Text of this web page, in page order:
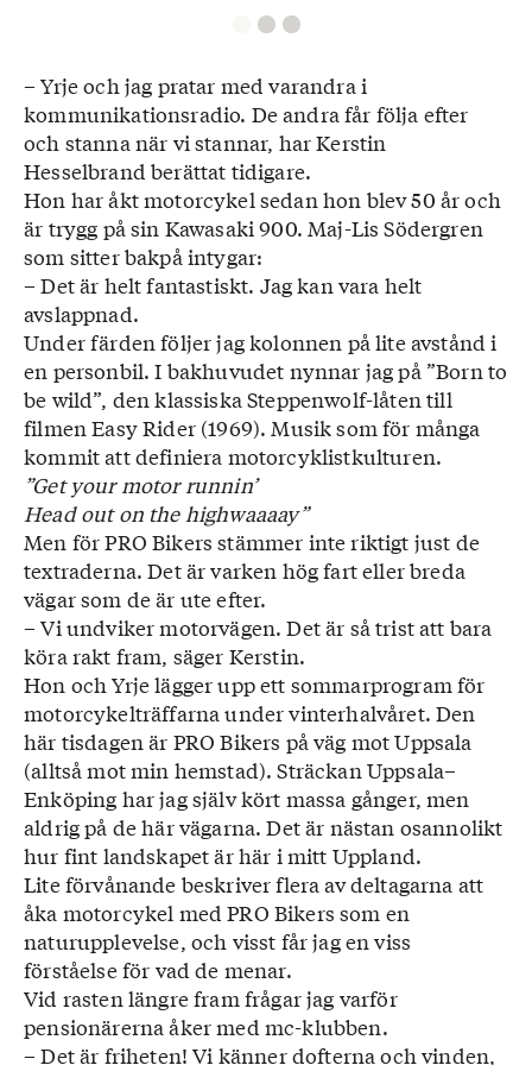
– Yrje och jag pratar med varandra i
kommunikationsradio. De andra får följa efter
och stanna när vi stannar, har Kerstin
Hesselbrand berättat tidigare.
Hon har åkt motorcykel sedan hon blev 50 år och
är trygg på sin Kawasaki 900. Maj-Lis Södergren
som sitter bakpå intygar:
– Det är helt fantastiskt. Jag kan vara helt
avslappnad.
Under färden följer jag kolonnen på lite avstånd i
en personbil. I bakhuvudet nynnar jag på ”Born to
be wild”, den klassiska Steppenwolf-låten till
filmen Easy Rider (1969). Musik som för många
kommit att definiera motorcyklistkulturen.
”Get your motor runnin’
Head out on the highwaaaay”
Men för PRO Bikers stämmer inte riktigt just de
textraderna. Det är varken hög fart eller breda
vägar som de är ute efter.
– Vi undviker motorvägen. Det är så trist att bara
köra rakt fram, säger Kerstin.
Hon och Yrje lägger upp ett sommarprogram för
motorcykelträffarna under vinterhalvåret. Den
här tisdagen är PRO Bikers på väg mot Uppsala
(alltså mot min hemstad). Sträckan Uppsala–
Enköping har jag själv kört massa gånger, men
aldrig på de här vägarna. Det är nästan osannolikt
hur fint landskapet är här i mitt Uppland.
Lite förvånande beskriver flera av deltagarna att
åka motorcykel med PRO Bikers som en
naturupplevelse, och visst får jag en viss
förståelse för vad de menar.
Vid rasten längre fram frågar jag varför
pensionärerna åker med mc-klubben.
– Det är friheten! Vi känner dofterna och vinden,